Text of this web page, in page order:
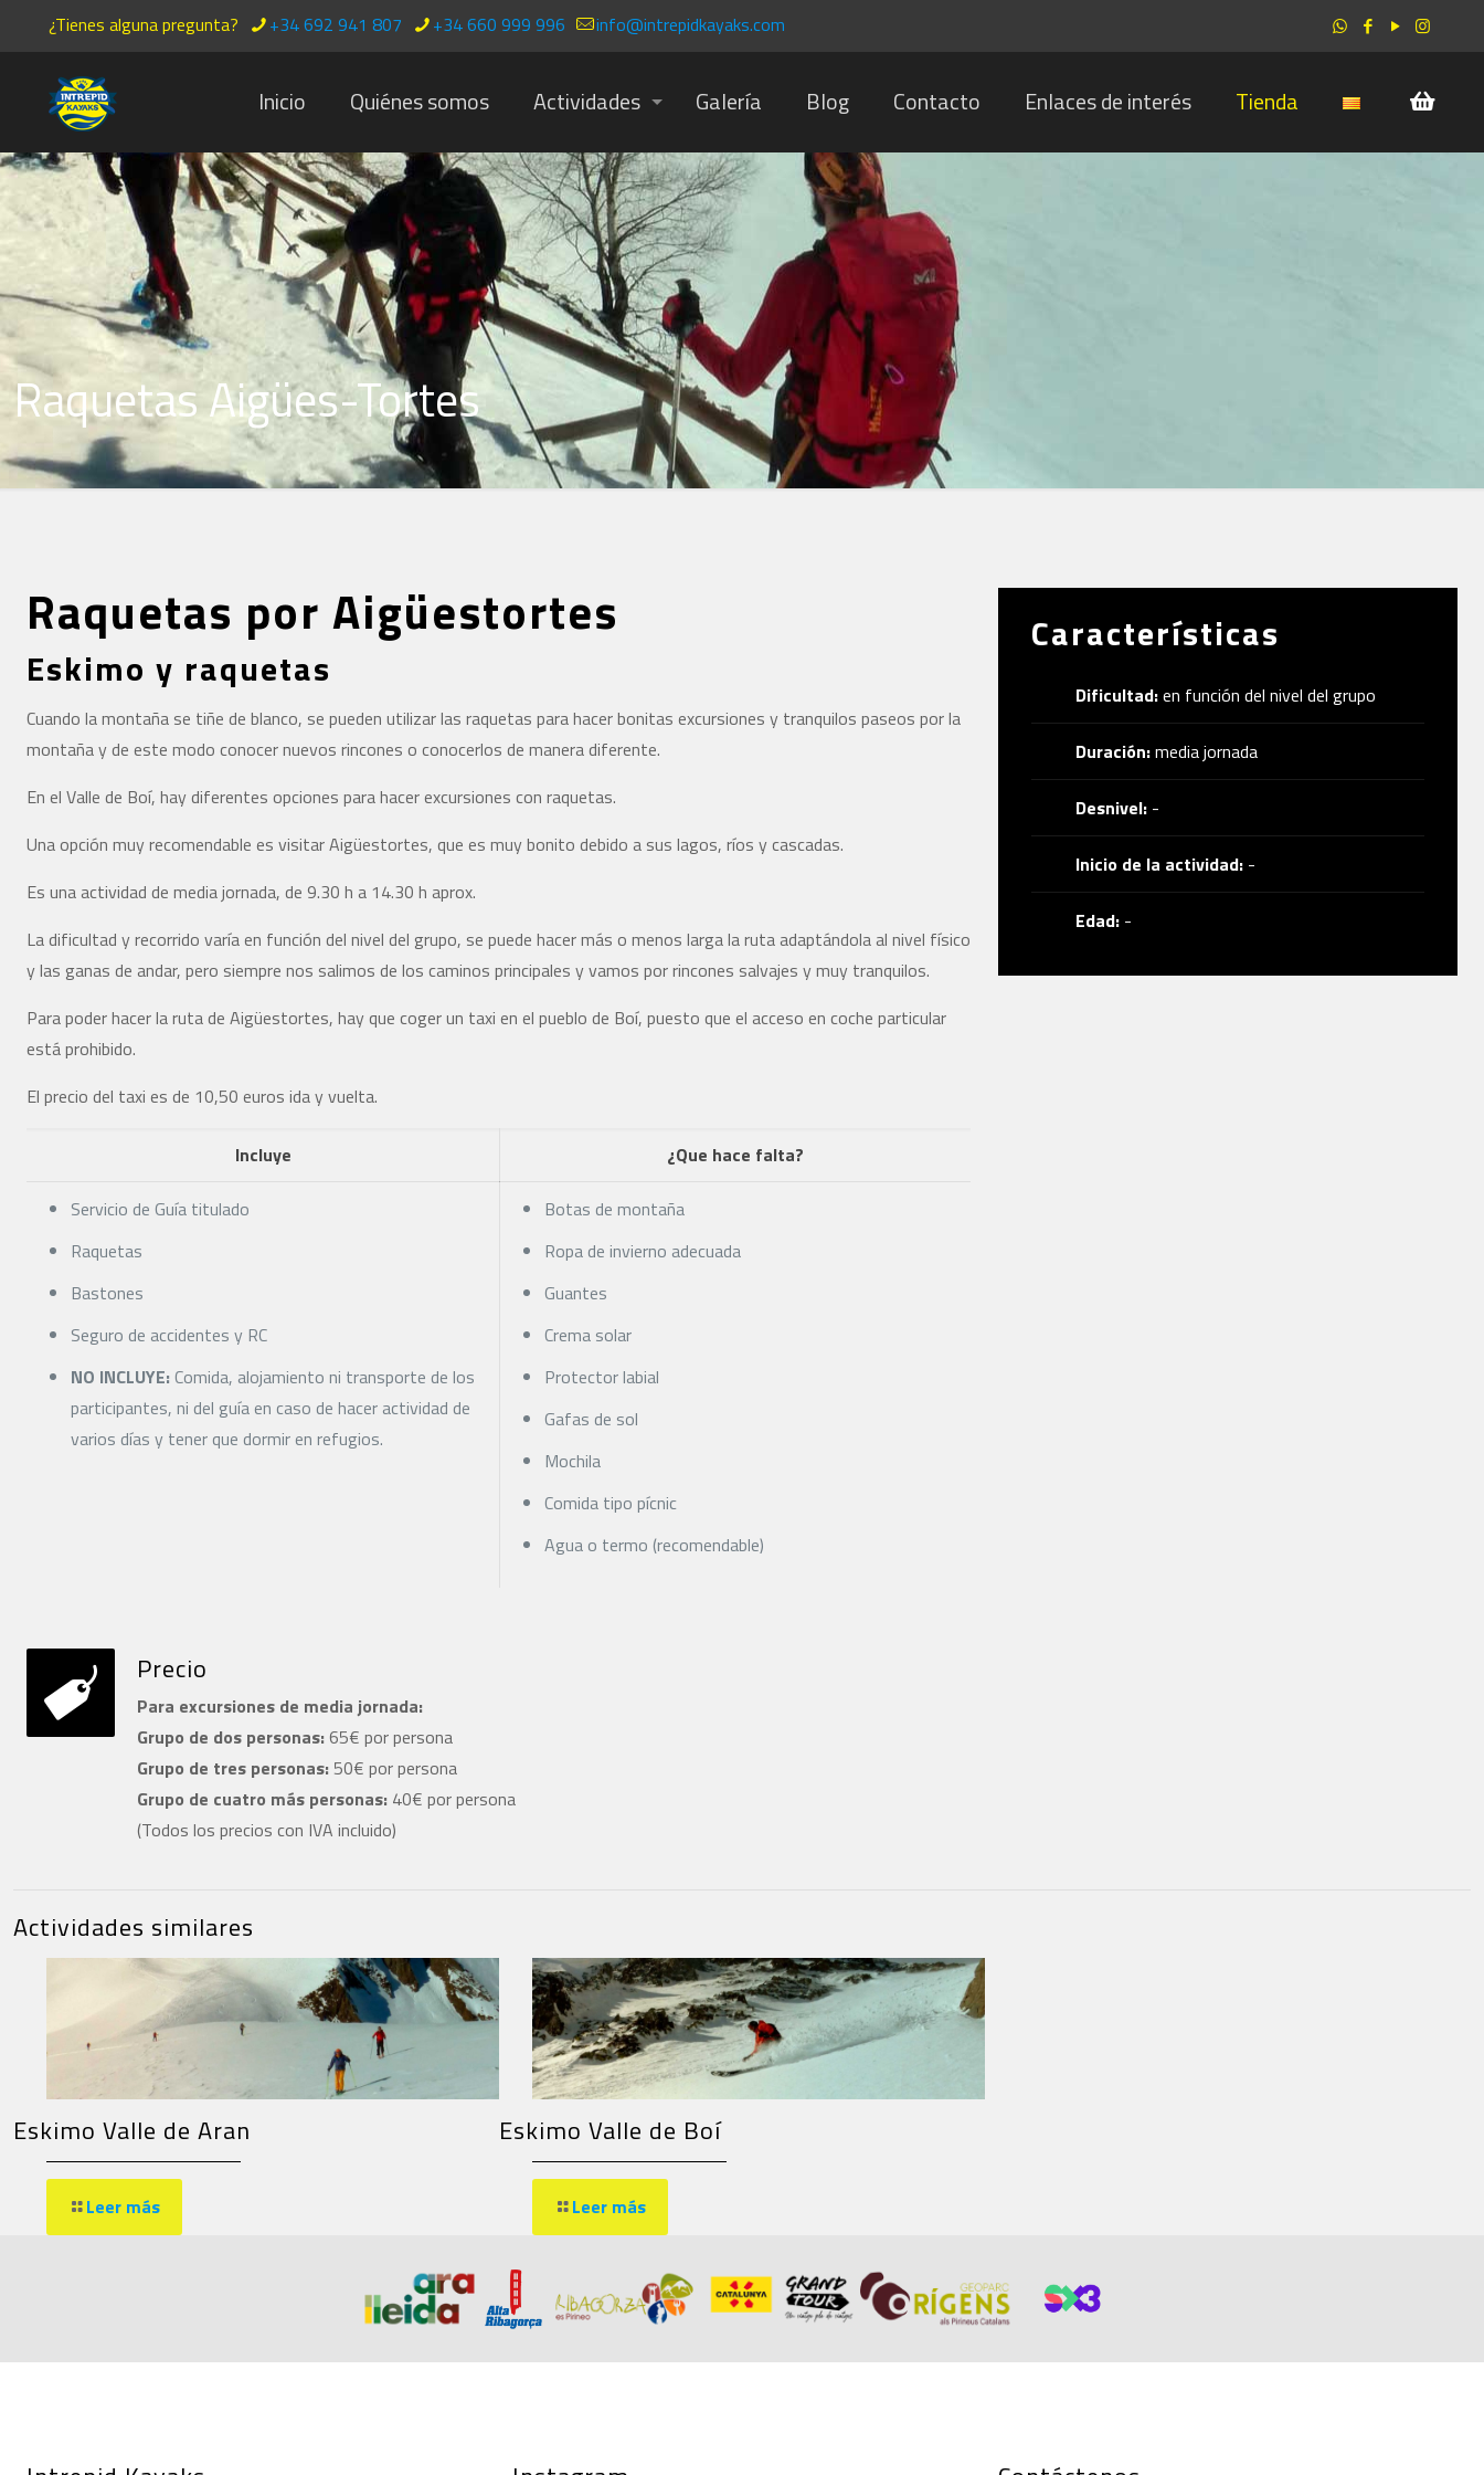
¿Tienes alguna pregunta? +34 692 941 807 +34 660 999 996 info@intrepidkayaks.com
Inicio Quiénes somos Actividades Galería Blog Contacto Enlaces de interés Tienda
Raquetas Aigües-Tortes
Raquetas por Aigüestortes
Eskimo y raquetas
Cuando la montaña se tiñe de blanco, se pueden utilizar las raquetas para hacer bonitas excursiones y tranquilos paseos por la
montaña y de este modo conocer nuevos rincones o conocerlos de manera diferente.
En el Valle de Boí, hay diferentes opciones para hacer excursiones con raquetas.
Una opción muy recomendable es visitar Aigüestortes, que es muy bonito debido a sus lagos, ríos y cascadas.
Es una actividad de media jornada, de 9.30 h a 14.30 h aprox.
La dificultad y recorrido varía en función del nivel del grupo, se puede hacer más o menos larga la ruta adaptándola al nivel físico
y las ganas de andar, pero siempre nos salimos de los caminos principales y vamos por rincones salvajes y muy tranquilos.
Para poder hacer la ruta de Aigüestortes, hay que coger un taxi en el pueblo de Boí, puesto que el acceso en coche particular
está prohibido.
El precio del taxi es de 10,50 euros ida y vuelta.
Incluye ¿Que hace falta?
Servicio de Guía titulado
Raquetas
Bastones
Seguro de accidentes y RC
NO INCLUYE: Comida, alojamiento ni transporte de los
participantes, ni del guía en caso de hacer actividad de
varios días y tener que dormir en refugios.
Botas de montaña
Ropa de invierno adecuada
Guantes
Crema solar
Protector labial
Gafas de sol
Mochila
Comida tipo pícnic
Agua o termo (recomendable)
Características
Dificultad:en función del nivel del grupo
Duración:media jornada
Desnivel:-
Inicio de la actividad:-
Edad:-
Precio
Para excursiones de media jornada:
Grupo de dos personas:65€ por persona
Grupo de tres personas: 50€ por persona
Grupo de cuatro más personas: 40€ por persona
(Todos los precios con IVA incluido)
Actividades similares
Eskimo Valle de Aran
Leer más
Eskimo Valle de Boí
Leer más